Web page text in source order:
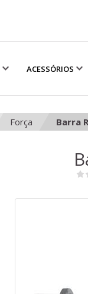
ACESSÓRIOS
Força Barra